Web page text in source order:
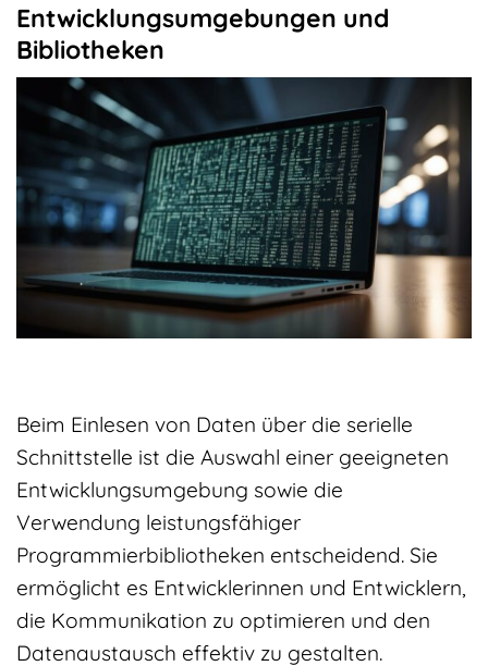
Entwicklungsumgebungen und
Bibliotheken
Beim Einlesen von Daten über die serielle
Schnittstelle ist die Auswahl einer geeigneten
Entwicklungsumgebung sowie die
Verwendung leistungsfähiger
Programmierbibliotheken entscheidend. Sie
ermöglicht es Entwicklerinnen und Entwicklern,
die Kommunikation zu optimieren und den
Datenaustausch effektiv zu gestalten.